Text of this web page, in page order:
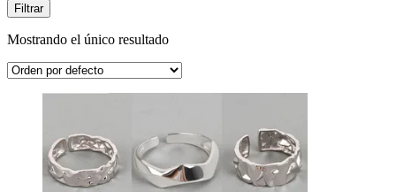
Filtrar
Mostrando el único resultado